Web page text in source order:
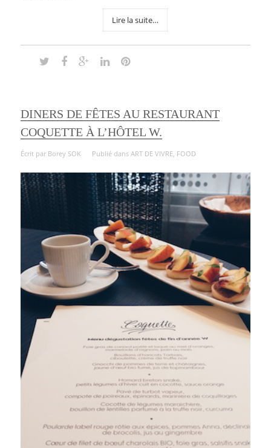
Lire la suite…
DINERS DE FÊTES AU RESTAURANT
COQUETTE À L’HÔTEL W.
Écrit par Borey SOK Publié dans ART DE VIVRE, FOOD